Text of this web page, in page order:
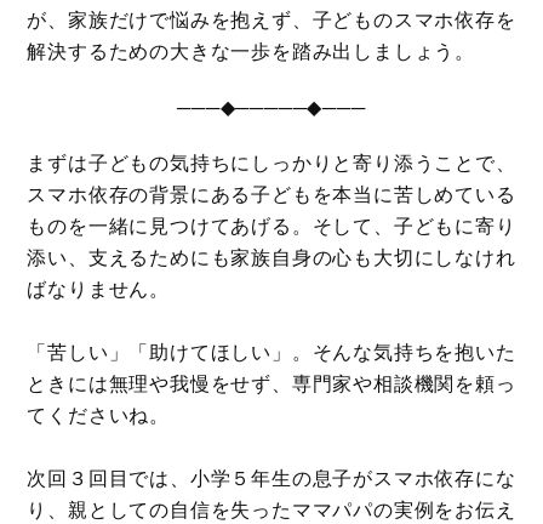
が、家族だけで悩みを抱えず、子どものスマホ依存を
解決するための大きな一歩を踏み出しましょう。
───◆─────◆───
まずは子どもの気持ちにしっかりと寄り添うことで、
スマホ依存の背景にある子どもを本当に苦しめている
ものを一緒に見つけてあげる。そして、子どもに寄り
添い、支えるためにも家族自身の心も大切にしなけれ
ばなりません。
「苦しい」「助けてほしい」。そんな気持ちを抱いた
ときには無理や我慢をせず、専門家や相談機関を頼っ
てくださいね。
次回３回目では、小学５年生の息子がスマホ依存にな
り、親としての自信を失ったママパパの実例をお伝え